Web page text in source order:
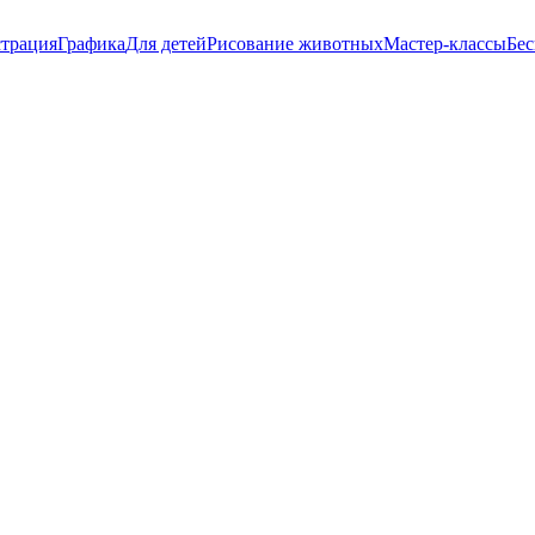
ГрафикаДля детейРисование животныхМастер-классы